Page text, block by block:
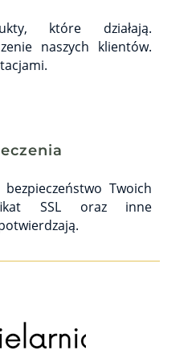
które działają.
naszych klientów.
Twoich
SSL oraz inne